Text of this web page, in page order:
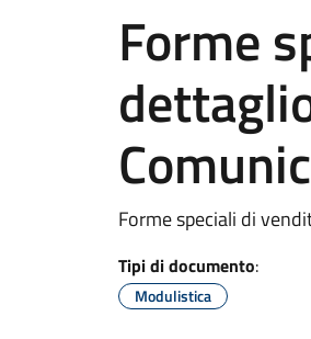
Forme
Forme speciali di
Tipi di documento:
Modulistica